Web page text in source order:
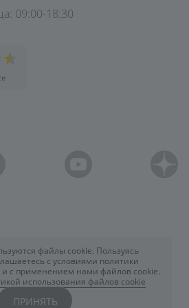
для снятия покраснений;
в
купероза и розацеа
файлы cookie. Пользуясь
с условиями политики
с применением нами файлов cookie.
использования файлов cookie
ПРИНЯТЬ
09:00-18:30
ADN